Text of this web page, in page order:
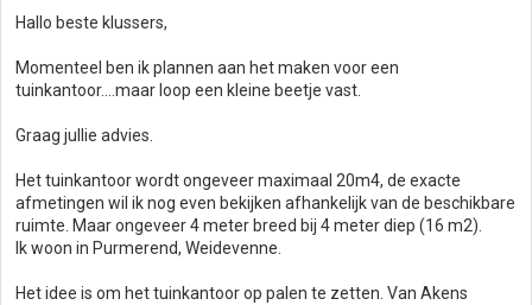
Hallo beste klussers,
Momenteel ben ik plannen aan het maken voor een
tuinkantoor....maar loop een kleine beetje vast.
Graag jullie advies.
Het tuinkantoor wordt ongeveer maximaal 20m4, de exacte
afmetingen wil ik nog even bekijken afhankelijk van de beschikbare
ruimte. Maar ongeveer 4 meter breed bij 4 meter diep (16 m2).
Ik woon in Purmerend, Weidevenne.
Het idee is om het tuinkantoor op palen te zetten. Van Akens